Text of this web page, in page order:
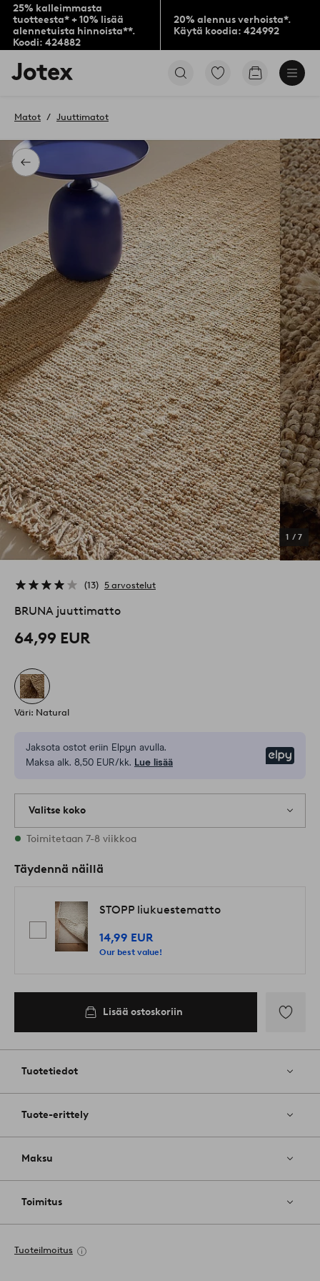
25% kalleimmasta
tuotteesta* + 10% lisää
alennetuista hinnoista**.
Koodi: 424882
20% alennus verhoista*.
Käytä koodia: 424992
Jotex-
logo
aloitussivulle
Siirry
Siirry
Takaisin
Matot Juuttimatot
1 / 7
13 5 arvostelut
BRUNA juuttimatto
64,99 EUR
Väri: Natural
Jaksota ostot eriin Elpyn avulla.
Maksa alk. 8,50 EUR/kk. Lue lisää
Valitse koko
Varastossa on kaikkia kokoja
Toimitetaan 7-8 viikkoa
Täydennä näillä
STOPP liukuestematto
14,99 EUR
Our best value!
Lisää ostoskoriin
Tuotetiedot
Tuote-erittely
Maksu
Toimitus
Tuoteilmoitus